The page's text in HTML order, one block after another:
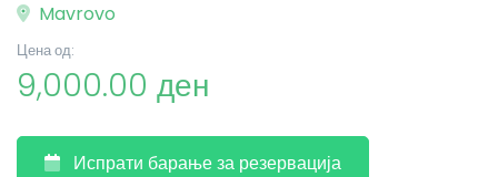
Mavrovo
Цена од:
9,000.00 ден
Испрати барање за резервација